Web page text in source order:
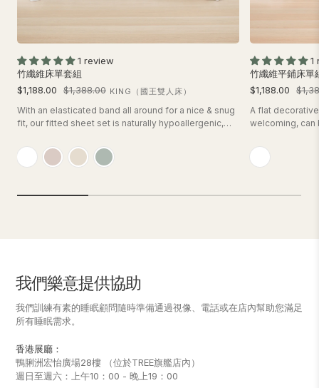
1 review
竹纖維床單套組
$1,188.00
$1,388.00 KING（國王雙人床）
With an elasticated band all around for a nice & snug
fit, our fitted sheet set is naturally hypoallergenic,
lyocell - a set includes 1 fitted sheet and 2 pillow
cases or 1 pillow case for Single sizes.<br><br>
1
竹纖維平鋪床單
$1,188.00
A flat
welcoming, can
hypoallergenic,
1 flat sheet and
我們樂意提供協助
我們訓練有素的睡眠顧問隨時準備通過視像、電話或在店內幫助您滿足
所有睡眠需求。
香港展廳：
鴨脷洲宏怡廣場28樓 （位於TREE旗艦店內）
週日至週六：上午10：00 - 晚上19：00